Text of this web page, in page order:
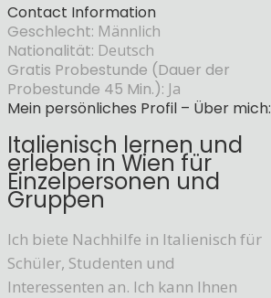
Contact Information
Geschlecht: Männlich
Nationalität: Deutsch
Gratis Probestunde (Dauer der
Probestunde 45 Min.): Ja
Mein persönliches Profil – Über mich:
Italienisch lernen und
erleben in Wien für
Einzelpersonen und
Gruppen
Ich biete Nachhilfe in Italienisch für
Schüler, Studenten und
Interessenten an. Ich kann Ihnen